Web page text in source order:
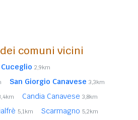
comuni vicini
Cuceglio 2,9km
San Giorgio Canavese 3,3km
Candia Canavese 3,8km
5,1km Scarmagno 5,2km